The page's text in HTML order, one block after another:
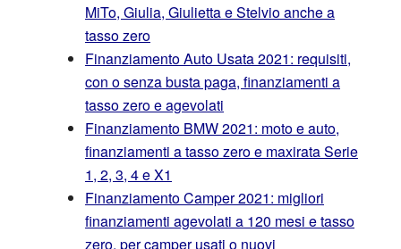
MiTo, Giulia, Giulietta e Stelvio anche a
tasso zero
Finanziamento Auto Usata 2021: requisiti,
con o senza busta paga, finanziamenti a
tasso zero e agevolati
Finanziamento BMW 2021: moto e auto,
finanziamenti a tasso zero e maxirata Serie
1, 2, 3, 4 e X1
Finanziamento Camper 2021: migliori
finanziamenti agevolati a 120 mesi e tasso
zero, per camper usati o nuovi